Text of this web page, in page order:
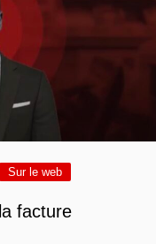
Sur le web
facture